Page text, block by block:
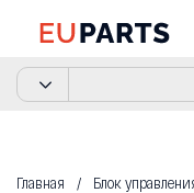
Главная
Блок